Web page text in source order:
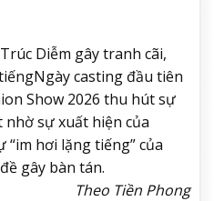
Diễm gây tranh cãi,
Ngày casting đầu tiên
Show 2026 thu hút sự
sự xuất hiện của
hơi lặng tiếng” của
gây bàn tán.
Theo Tiền Phong